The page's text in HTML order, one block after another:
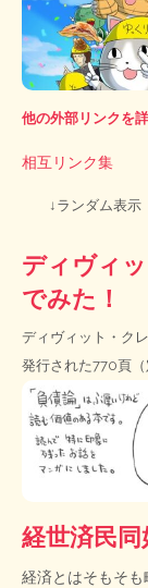
他の外部リンクを
相互リンク集
↓ランダム表示
ディヴィ
でみた！
ディヴィット・ク
発行された770頁
経世済民同
経済とはそもそも